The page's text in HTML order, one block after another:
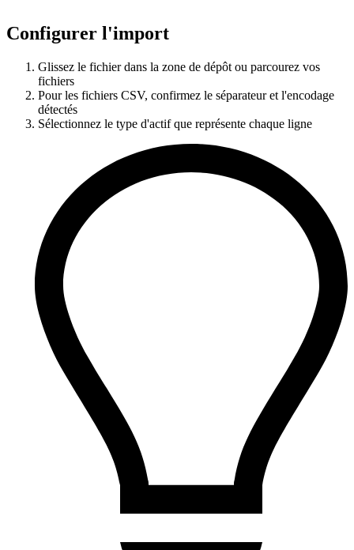
Configurer l'import
Glissez le fichier dans la zone de dépôt ou parcourez vos
fichiers
Pour les fichiers CSV, confirmez le séparateur et l'encodage
détectés
Sélectionnez le type d'actif que représente chaque ligne